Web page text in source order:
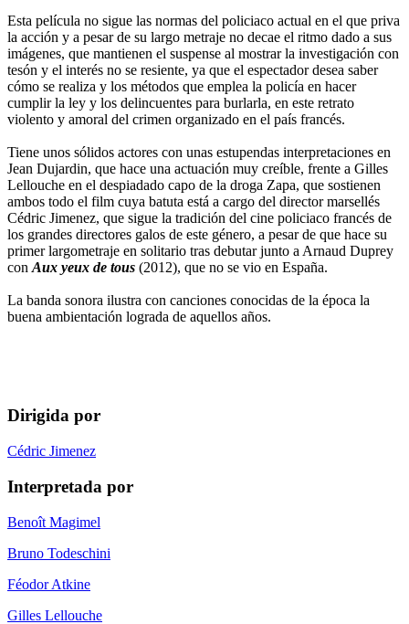
Esta película no sigue las normas del policiaco actual en el que priva
la acción y a pesar de su largo metraje no decae el ritmo dado a sus
imágenes, que mantienen el suspense al mostrar la investigación con
tesón y el interés no se resiente, ya que el espectador desea saber
cómo se realiza y los métodos que emplea la policía en hacer
cumplir la ley y los delincuentes para burlarla, en este retrato
violento y amoral del crimen organizado en el país francés.
Tiene unos sólidos actores con unas estupendas interpretaciones en
Jean Dujardin, que hace una actuación muy creíble, frente a Gilles
Lellouche en el despiadado capo de la droga Zapa, que sostienen
ambos todo el film cuya batuta está a cargo del director marsellés
Cédric Jimenez, que sigue la tradición del cine policiaco francés de
los grandes directores galos de este género, a pesar de que hace su
primer largometraje en solitario tras debutar junto a Arnaud Duprey
con Aux yeux de tous (2012), que no se vio en España.
La banda sonora ilustra con canciones conocidas de la época la
buena ambientación lograda de aquellos años.
Dirigida por
Cédric Jimenez
Interpretada por
Benoît Magimel
Bruno Todeschini
Féodor Atkine
Gilles Lellouche